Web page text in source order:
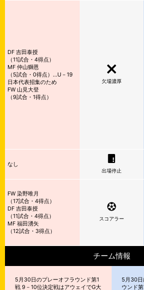
DF 吉田泰授
（11試合・4得点）
MF 仲山獅恩
（5試合・0得点）…U－19
日本代表招集のため
FW 山見大登
（9試合・1得点）
欠場濃厚
なし
出場停止
FW 染野唯月
（17試合・4得点）
DF 吉田泰授
（11試合・4得点）
MF 福田湧矢
（12試合・3得点）
スコアラー
チーム情報
5月30日のプレーオフラウンド第1
戦 9－10位決定戦はアウェイでG大
5月30日
ウンド